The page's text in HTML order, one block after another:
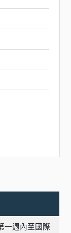
一週內至國際